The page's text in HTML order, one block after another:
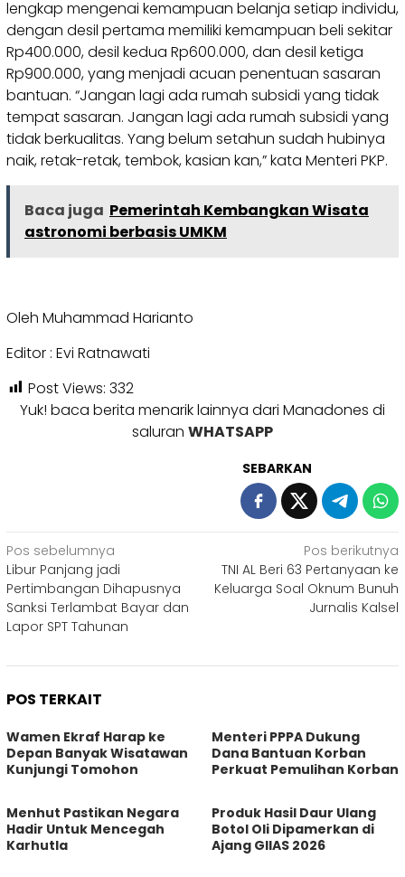
lengkap mengenai kemampuan belanja setiap individu,
dengan desil pertama memiliki kemampuan beli sekitar
Rp400.000, desil kedua Rp600.000, dan desil ketiga
Rp900.000, yang menjadi acuan penentuan sasaran
bantuan. “Jangan lagi ada rumah subsidi yang tidak
tempat sasaran. Jangan lagi ada rumah subsidi yang
tidak berkualitas. Yang belum setahun sudah hubinya
naik, retak-retak, tembok, kasian kan,” kata Menteri PKP.
Baca juga Pemerintah Kembangkan Wisata
astronomi berbasis UMKM
Oleh Muhammad Harianto
Editor : Evi Ratnawati
Post Views: 332
Yuk! baca berita menarik lainnya dari Manadones di
saluran WHATSAPP
SEBARKAN
Navigasi
pos
Pos sebelumnya
Libur Panjang jadi
Pertimbangan Dihapusnya
Sanksi Terlambat Bayar dan
Lapor SPT Tahunan
Pos berikutnya
TNI AL Beri 63 Pertanyaan ke
Keluarga Soal Oknum Bunuh
Jurnalis Kalsel
POS TERKAIT
Wamen Ekraf Harap ke
Depan Banyak Wisatawan
Kunjungi Tomohon
Menteri PPPA Dukung
Dana Bantuan Korban
Perkuat Pemulihan Korban
Menhut Pastikan Negara
Hadir Untuk Mencegah
Karhutla
Produk Hasil Daur Ulang
Botol Oli Dipamerkan di
Ajang GIIAS 2026